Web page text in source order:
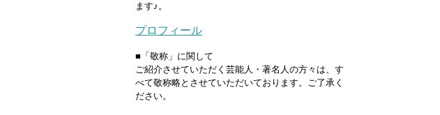
ます♪。
プロフィール
■「敬称」に関して
ご紹介させていただく芸能人・著名人の方々は、す
べて敬称略とさせていただいております。ご了承く
ださい。